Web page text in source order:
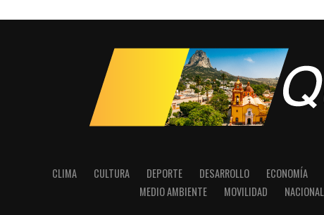
CLIMA CULTURA DEPORTE DESARROLLO ECONOMÍA
MEDIO AMBIENTE
MOVILIDAD NACIONAL